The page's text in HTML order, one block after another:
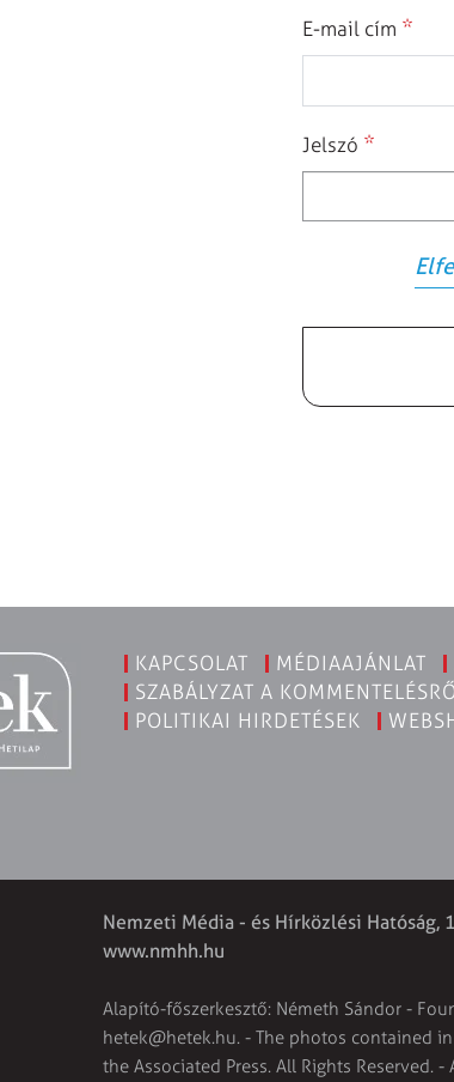
E-mail cím *
Jelszó *
KAPCSOLAT MÉDIAAJÁNLAT
SZABÁLYZAT A
POLITIKAI HIRDETÉSEK
Nemzeti Média - és Hírközlési
www.nmhh.hu
Alapító-főszerkesztő: Németh Sándor -
hetek@hetek.hu. - The photos contained
the Associated Press. All Rights